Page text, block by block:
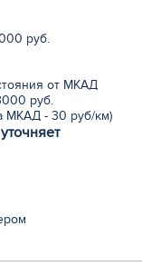
руб.
от МКАД
руб.
МКАД - 30 руб/км)